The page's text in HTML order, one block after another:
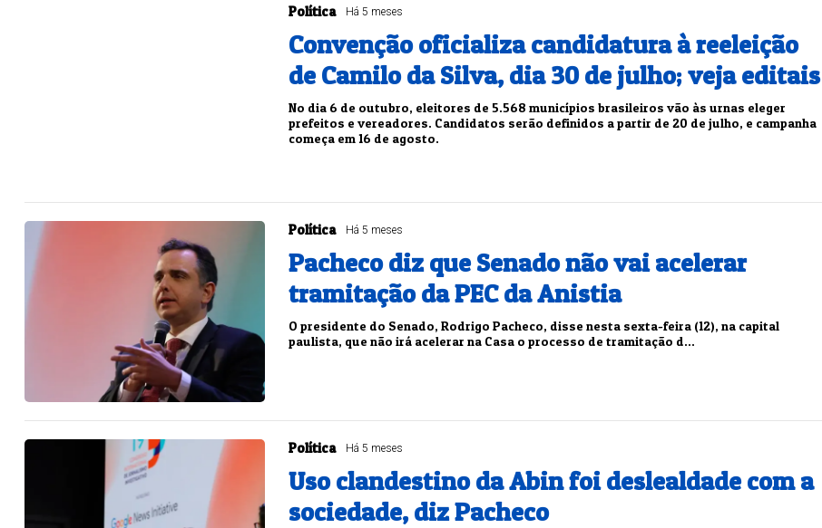
Política Há 5 meses
Convenção oficializa candidatura à reeleição
de Camilo da Silva, dia 30 de julho; veja editais
No dia 6 de outubro, eleitores de 5.568 municípios brasileiros vão às urnas eleger
prefeitos e vereadores. Candidatos serão definidos a partir de 20 de julho, e campanha
começa em 16 de agosto.
Política Há 5 meses
Pacheco diz que Senado não vai acelerar
tramitação da PEC da Anistia
O presidente do Senado, Rodrigo Pacheco, disse nesta sexta-feira (12), na capital
paulista, que não irá acelerar na Casa o processo de tramitação d...
Política Há 5 meses
Uso clandestino da Abin foi deslealdade com a
sociedade, diz Pacheco